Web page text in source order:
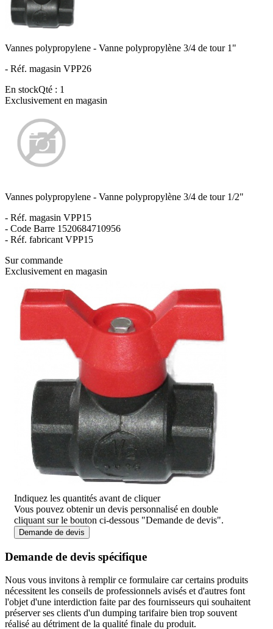
Vannes polypropylene - Vanne polypropylène 3/4 de tour 1"
- Réf. magasin VPP26
En stockQté : 1
Exclusivement en magasin
Vannes polypropylene - Vanne polypropylène 3/4 de tour 1/2"
- Réf. magasin VPP15
- Code Barre 1520684710956
- Réf. fabricant VPP15
Sur commande
Exclusivement en magasin
Indiquez les quantités avant de cliquer
Vous pouvez obtenir un devis personnalisé en double
cliquant sur le bouton ci-dessous "Demande de devis".
Demande de devis
Demande de devis spécifique
Nous vous invitons à remplir ce formulaire car certains produits
nécessitent les conseils de professionnels avisés et d'autres font
l'objet d'une interdiction faite par des fournisseurs qui souhaitent
préserver ses clients d'un dumping tarifaire bien trop souvent
réalisé au détriment de la qualité finale du produit.